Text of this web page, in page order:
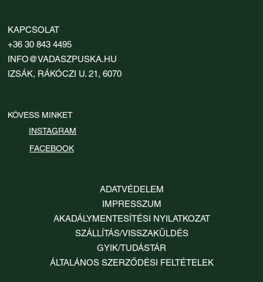
ADATVÉDELEM
IMPRESSZUM
AKADÁLYMENTESÍTÉSI NYILATKOZAT
SZÁLLÍTÁS/VISSZAKÜLDÉS
GYIK/TUDÁSTÁR
ÁLTALÁNOS SZERZŐDÉSI FELTÉTELEK
KÖVESS MINKET
INSTAGRAM
FACEBOOK
KAPCSOLAT
+36 30 843 4495
INFO@VADASZPUSKA.HU
IZSÁK, RÁKÓCZI U. 21, 6070